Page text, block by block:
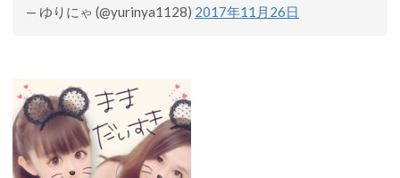
— ゆりにゃ (@yurinya1128) 2017年11月26日